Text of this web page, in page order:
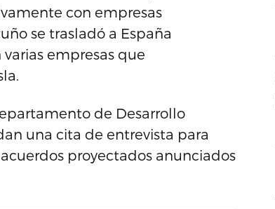
con empresas
se trasladó a España
empresas que
de Desarrollo
una cita de entrevista para
proyectados anunciados